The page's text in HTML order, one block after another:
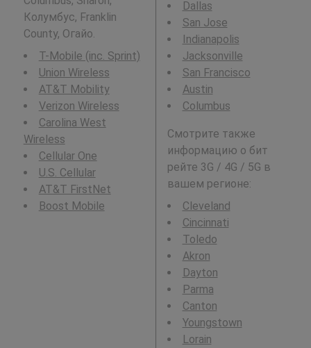
Колумбус, Franklin
County, Огайо.
T-Mobile (inc. Sprint)
Union Wireless
AT&T Mobility
Verizon Wireless
Carolina West
Wireless
Cellular One
U.S. Cellular
AT&T FirstNet
Boost Mobile
Dallas
San Jose
Indianapolis
Jacksonville
San Francisco
Austin
Columbus
Смотрите также
информацию о бит
рейте 3G / 4G / 5G в
вашем регионе:
Cleveland
Cincinnati
Toledo
Akron
Dayton
Parma
Canton
Youngstown
Lorain